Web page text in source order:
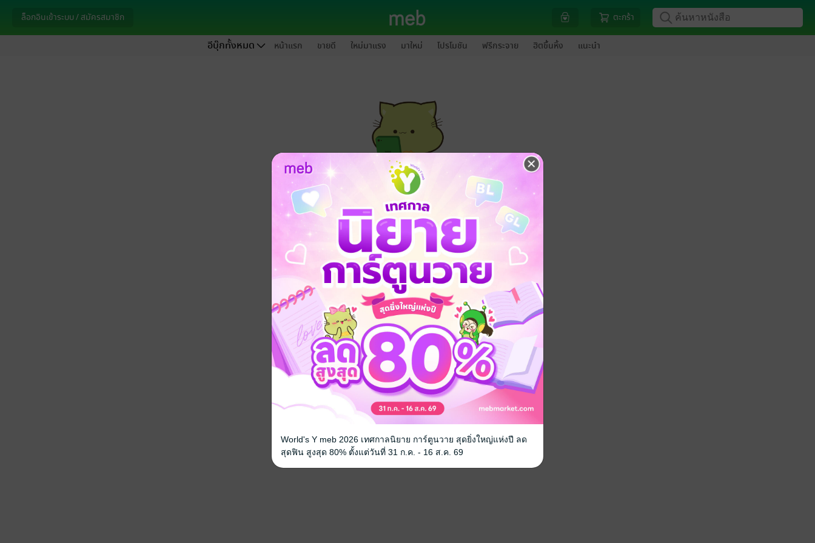
ล็อกอินเข้าระบบ / สมัครสมาชิก ตะกร้า
อีบุ๊กทั้งหมด หน้าแรก ขายดี ใหม่มาแรง มาใหม่ โปรโมชัน ฟรีกระจาย ฮิตขึ้นหิ้ง แนะนำ
กรุณาเข้าสู่ระบบก่อนดำเนินรายการด้วยค่ะ
ล็อกอินเข้าระบบ
World's Y meb 2026 เทศกาลนิยาย การ์ตูนวาย สุดยิ่งใหญ่แห่งปี ลด
สุดฟิน สูงสุด 80% ตั้งแต่วันที่ 31 ก.ค. - 16 ส.ค. 69